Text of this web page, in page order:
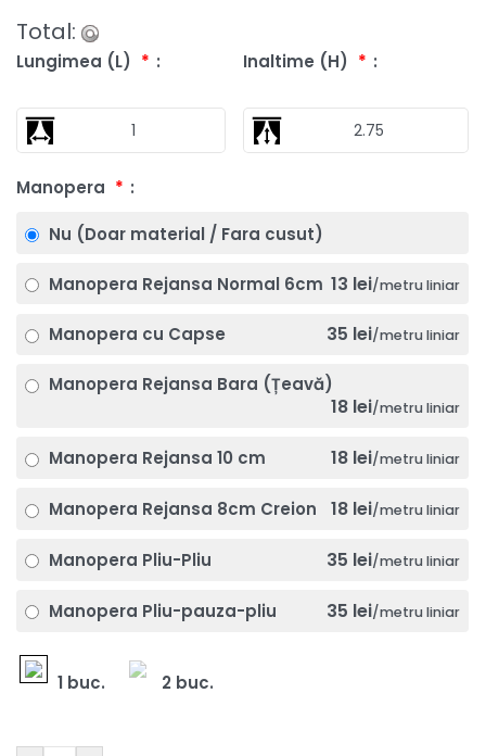
Lungimea (L) * Inaltime (H) *
Manopera *
Nu (Doar material / Fara cusut)
Manopera Rejansa Normal 6cm 13 lei/metru liniar
Manopera cu Capse 35 lei/metru liniar
Manopera Rejansa Bara (Țeavă)
18 lei/metru liniar
Manopera Rejansa 10 cm 18 lei/metru liniar
Manopera Rejansa 8cm Creion 18 lei/metru liniar
Manopera Pliu-Pliu 35 lei/metru liniar
Manopera Pliu-pauza-pliu 35 lei/metru liniar
1 buc. 2 buc.
Total: